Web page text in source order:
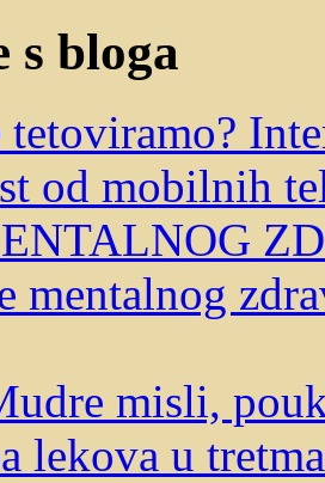
s bloga
tetoviramo?
od mobilnih
mentalnog
misli,
lekova u